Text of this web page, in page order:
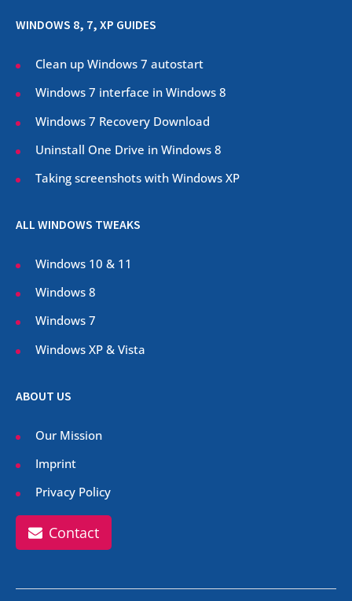
WINDOWS 8, 7, XP GUIDES
Clean up Windows 7 autostart
Windows 7 interface in Windows 8
Windows 7 Recovery Download
Uninstall One Drive in Windows 8
Taking screenshots with Windows XP
ALL WINDOWS TWEAKS
Windows 10 & 11
Windows 8
Windows 7
Windows XP & Vista
ABOUT US
Our Mission
Imprint
Privacy Policy
Contact